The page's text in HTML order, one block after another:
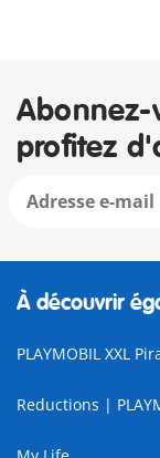
Abonnez-
profitez
À découvrir
PLAYMOBIL XXL
Reductions |